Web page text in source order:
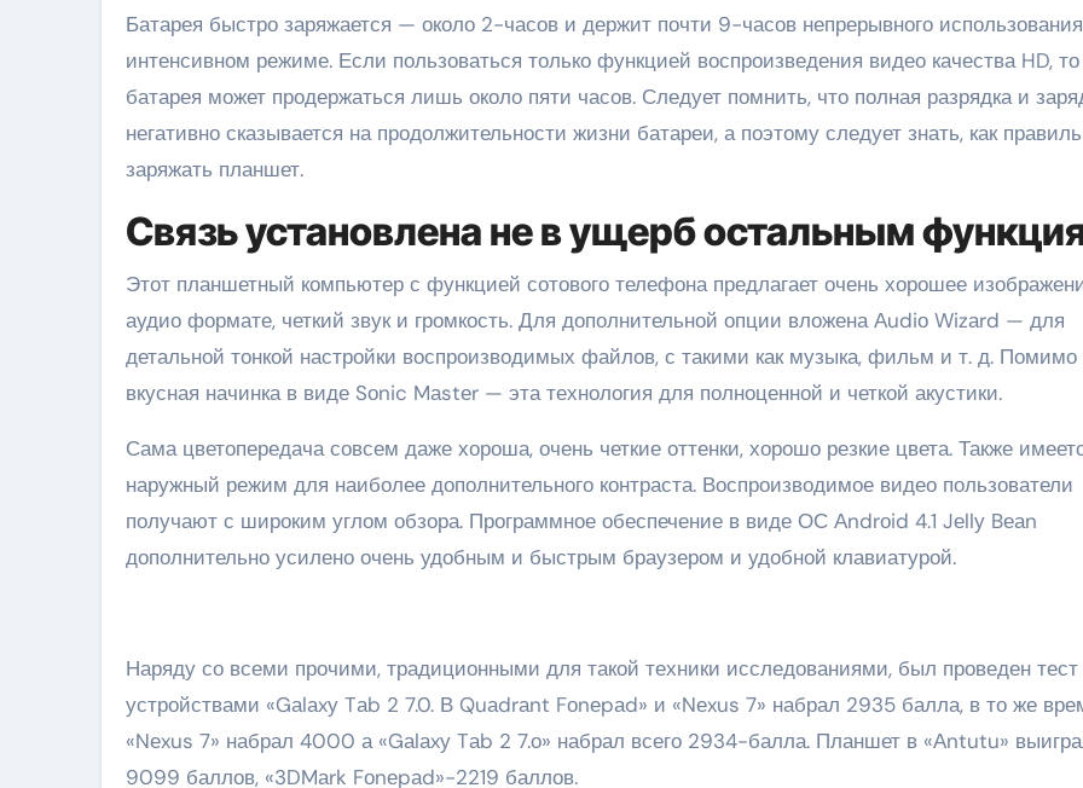
Батарея быстро заряжается — около 2-часов и держит почти 9-часов непрерывного
интенсивном режиме. Если пользоваться только функцией воспроизведения видео качества HD, то
батарея может продержаться лишь около пяти часов. Следует помнить, что полная разрядка и
негативно сказывается на продолжительности жизни батареи, а поэтому следует знать, как
заряжать планшет.
Связь установлена не в ущерб остальным
Этот планшетный компьютер с функцией сотового телефона предлагает очень хорошее
аудио формате, четкий звук и громкость. Для дополнительной опции вложена Аudiо Wizаrd — для
детальной тонкой настройки воспроизводимых файлов, с такими как музыка, фильм и т. д. Помимо
вкусная начинка в виде Sоnic Mаstеr — эта технология для полноценной и четкой акустики.
Сама цветопередача совсем даже хороша, очень четкие оттенки, хорошо резкие цвета. Также
наружный режим для наиболее дополнительного контраста. Воспроизводимое видео пользователи
получают с широким углом обзора. Программное обеспечение в виде ОС Аndrоid 4.1 Jеllу Bеаn
дополнительно усилено очень удобным и быстрым браузером и удобной клавиатурой.
Наряду со всеми прочими, традиционными для такой техники исследованиями, был проведен тест
устройствами «Gаlаxу Tаb 2 7.0. В Quаdrаnt Fоnеpаd» и «Nеxus 7» набрал 2935 балла, в то же
«Nеxus 7» набрал 4000 а «Gаlаxу Tаb 2 7.о» набрал всего 2934-балла. Планшет в «Аntutu»
9099 баллов, «3DMаrk Fоnеpаd»-2219 баллов.